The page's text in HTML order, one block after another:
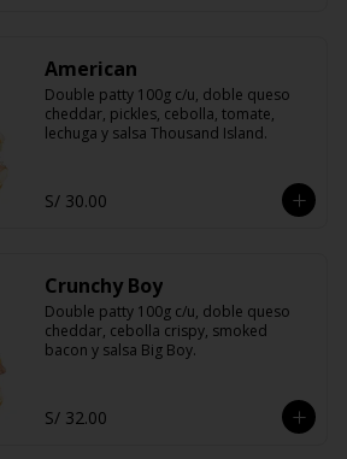
American
Double patty 100g c/u, doble queso
cheddar, pickles, cebolla, tomate,
lechuga y salsa Thousand Island.
S/ 30.00
Crunchy Boy
Double patty 100g c/u, doble queso
cheddar, cebolla crispy, smoked
bacon y salsa Big Boy.
S/ 32.00